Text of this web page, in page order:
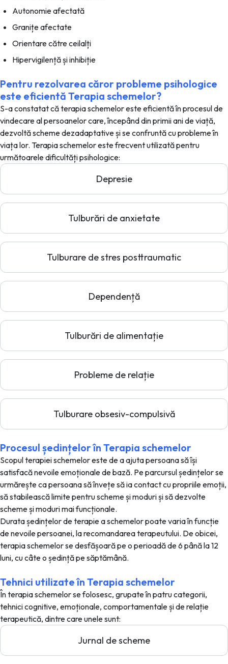
Autonomie afectată
Granițe afectate
Orientare către ceilalți
Hipervigilență și inhibiție
Pentru rezolvarea căror probleme psihologice
este eficientă Terapia schemelor?
S-a constatat că terapia schemelor este eficientă în procesul de
vindecare al persoanelor care, începând din primii ani de viață,
dezvoltă scheme dezadaptative și se confruntă cu probleme în
viața lor. Terapia schemelor este frecvent utilizată pentru
următoarele dificultăți psihologice:
Depresie
Tulburări de anxietate
Tulburare de stres posttraumatic
Dependență
Tulburări de alimentație
Probleme de relație
Tulburare obsesiv-compulsivă
Procesul ședințelor în Terapia schemelor
Scopul terapiei schemelor este de a ajuta persoana să își
satisfacă nevoile emoționale de bază. Pe parcursul ședințelor se
urmărește ca persoana să învețe să ia contact cu propriile emoții,
să stabilească limite pentru scheme și moduri și să dezvolte
scheme și moduri mai funcționale.
Durata ședințelor de terapie a schemelor poate varia în funcție
de nevoile persoanei, la recomandarea terapeutului. De obicei,
terapia schemelor se desfășoară pe o perioadă de 6 până la 12
luni, cu câte o ședință pe săptămână.
Tehnici utilizate în Terapia schemelor
În terapia schemelor se folosesc, grupate în patru categorii,
tehnici cognitive, emoționale, comportamentale și de relație
terapeutică, dintre care unele sunt:
Jurnal de scheme